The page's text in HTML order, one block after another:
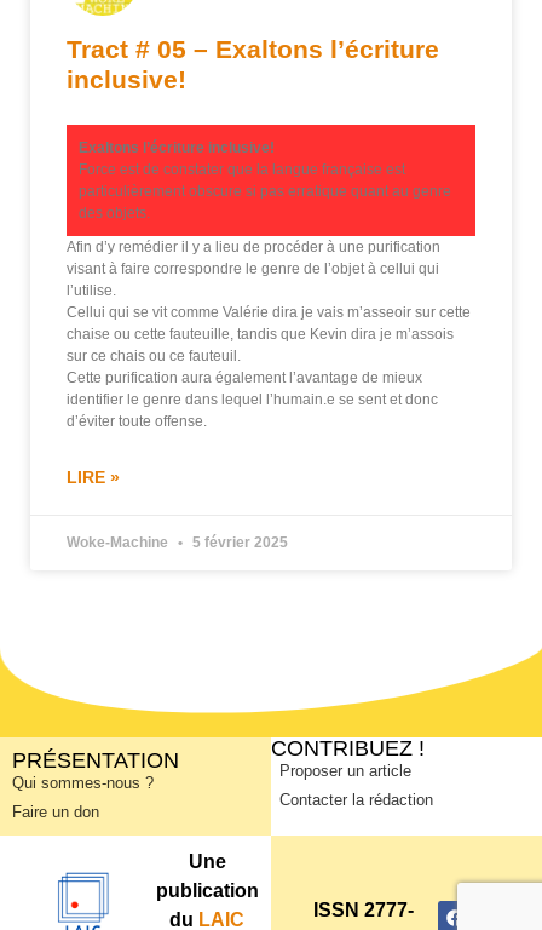
Tract # 05 – Exaltons l’écriture
inclusive!
Exaltons l’écriture inclusive!
Force est de constater que la langue française est
particulièrement obscure si pas erratique quant au genre
des objets.
Afin d’y remédier il y a lieu de procéder à une purification
visant à faire correspondre le genre de l’objet à cellui qui
l’utilise.
Cellui qui se vit comme Valérie dira je vais m’asseoir sur cette
chaise ou cette fauteuille, tandis que Kevin dira je m’assois
sur ce chais ou ce fauteuil.
Cette purification aura également l’avantage de mieux
identifier le genre dans lequel l’humain.e se sent et donc
d’éviter toute offense.
LIRE »
Woke-Machine 5 février 2025
PRÉSENTATION
Qui sommes-nous ?
Faire un don
CONTRIBUEZ !
Proposer un article
Contacter la rédaction
Une
publication
du LAIC
ISSN 2777-